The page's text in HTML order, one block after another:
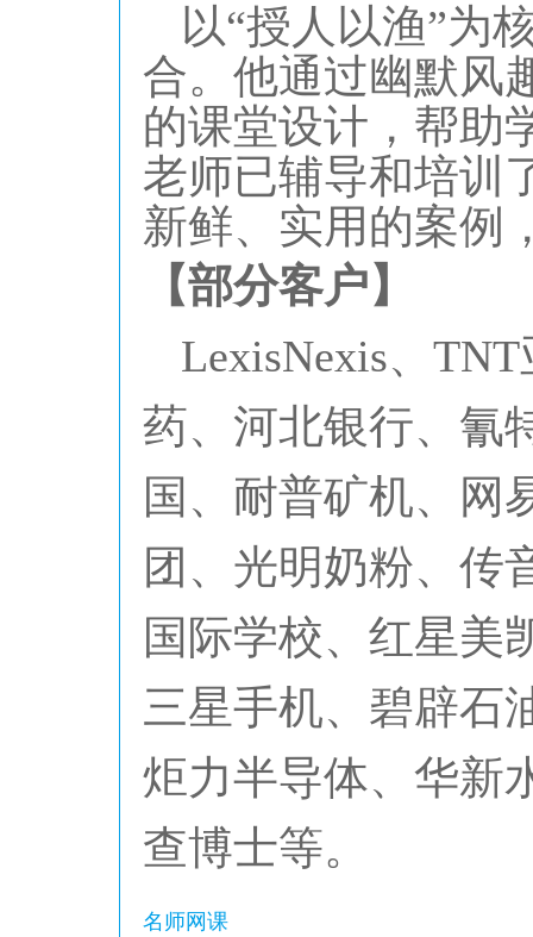
以“授人以渔”为
合。他通过幽默风
的课堂设计，帮助
老师已辅导和培训
新鲜、实用的案例
【部分客户】
LexisNexis、
药、河北银行、氰
国、耐普矿机、网
团、光明奶粉、传
国际学校、红星美
三星手机、碧辟石
炬力半导体、华新
查博士等。
名师网课